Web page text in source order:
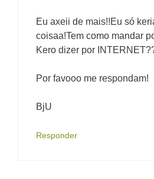
Eu axeii de mais!!Eu só
coisaa!Tem como mandar
Kero dizer por
Por favooo me respondam!
BjU
Responder